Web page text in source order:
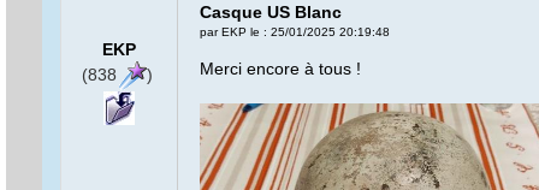
EKP
(838
)
Casque US Blanc
par EKP le : 25/01/2025 20:19:48
Merci encore à tous !